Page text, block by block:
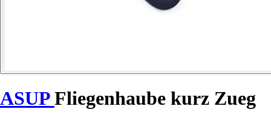
ASUPFliegenhaube kurz Zueg